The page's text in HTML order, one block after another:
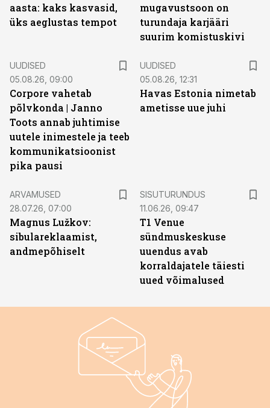
aasta: kaks kasvasid,
üks aeglustas tempot
mugavustsoon on
turundaja karjääri
suurim komistuskivi
UUDISED
05.08.26, 09:00
Corpore vahetab
põlvkonda | Janno
Toots annab juhtimise
uutele inimestele ja teeb
kommunikatsioonist
pika pausi
UUDISED
05.08.26, 12:31
Havas Estonia nimetab
ametisse uue juhi
ARVAMUSED
28.07.26, 07:00
Magnus Lužkov:
sibulareklaamist,
andmepõhiselt
SISUTURUNDUS
11.06.26, 09:47
T1 Venue
sündmuskeskuse
uuendus avab
korraldajatele täiesti
uued võimalused